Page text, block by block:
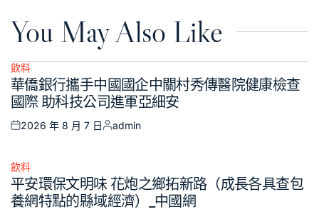
You May Also Like
Posted
in
飲料
華僑銀行攜手中國國企中關村秀傳醫院健康檢查
國際 助科技公司進軍亞細安
Posted
2026 年 8 月 7 日
Posted
admin
Posted
in
飲料
平安環保文明味 花炮之鄉拓新路（成長各具查包
養網特點的縣域經濟）_中國網